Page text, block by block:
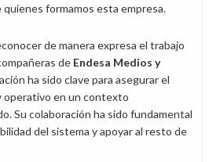
formamos esta empresa.
de manera expresa el trabajo
de Endesa Medios y
ha sido clave para asegurar el
en un contexto
Su colaboración ha sido fundamental
del sistema y apoyar al resto de